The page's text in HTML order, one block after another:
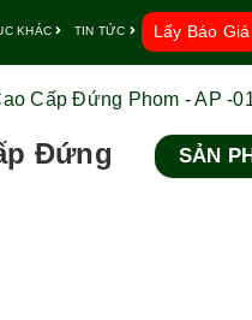
KHÁC TIN TỨC Lấy Báo Giá
Cấp Đứng Phom - AP -
Đứng
SẢN